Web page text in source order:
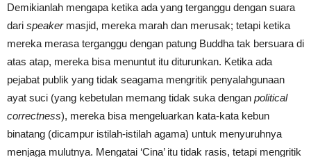
Demikianlah mengapa ketika ada yang terganggu dengan suara
dari speaker masjid, mereka marah dan merusak; tetapi ketika
mereka merasa terganggu dengan patung Buddha tak bersuara di
atas atap, mereka bisa menuntut itu diturunkan. Ketika ada
pejabat publik yang tidak seagama mengritik penyalahgunaan
ayat suci (yang kebetulan memang tidak suka dengan political
correctness), mereka bisa mengeluarkan kata-kata kebun
binatang (dicampur istilah-istilah agama) untuk menyuruhnya
menjaga mulutnya. Mengatai ‘Cina’ itu tidak rasis, tetapi mengritik